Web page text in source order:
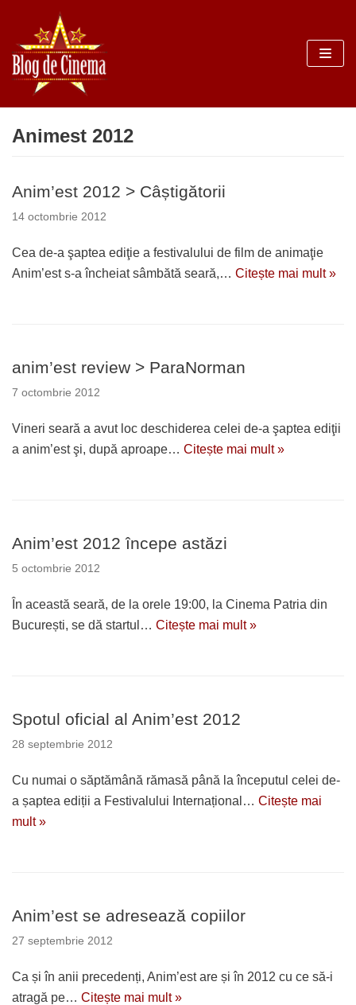
Sari
la
conținut
Animest 2012
Anim’est 2012 > Câștigătorii
14 octombrie 2012
Cea de-a şaptea ediţie a festivalului de film de animaţie
Anim’est s-a încheiat sâmbătă seară,… Citește mai mult »
anim’est review > ParaNorman
7 octombrie 2012
Vineri seară a avut loc deschiderea celei de-a şaptea ediţii
a anim’est şi, după aproape… Citește mai mult »
Anim’est 2012 începe astăzi
5 octombrie 2012
În această seară, de la orele 19:00, la Cinema Patria din
București, se dă startul… Citește mai mult »
Spotul oficial al Anim’est 2012
28 septembrie 2012
Cu numai o săptămână rămasă până la începutul celei de-
a șaptea ediții a Festivalului Internațional… Citește mai
mult »
Anim’est se adresează copiilor
27 septembrie 2012
Ca și în anii precedenți, Anim’est are și în 2012 cu ce să-i
atragă pe… Citește mai mult »